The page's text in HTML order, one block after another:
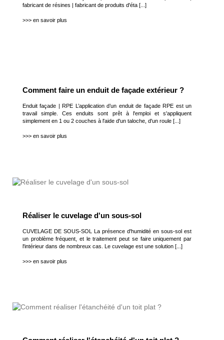
fabricant de résines | fabricant de produits d'éta [...]
>>> en savoir plus
Comment faire un enduit de façade extérieur ?
Enduit façade | RPE L’application d’un enduit de façade RPE est un
travail simple. Ces enduits sont prêt à l'emploi et s'appliquent
simplement en 1 ou 2 couches à l'aide d'un taloche, d'un roule [...]
>>> en savoir plus
Réaliser le cuvelage d'un sous-sol
CUVELAGE DE SOUS-SOL La présence d'humidité en sous-sol est
un problème fréquent, et le traitement peut se faire uniquement par
l'intérieur dans de nombreux cas. Le cuvelage est une solution [...]
>>> en savoir plus